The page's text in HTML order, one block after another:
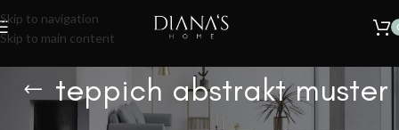
Skip to navigation
Skip to main content
🔥 SOMMER SALE – 30% RABATT AUF ALLE TEPPICHE!
Zeit.
teppich abstrakt muster
Produkte verschlagwortet mit „teppich abstrakt muster“